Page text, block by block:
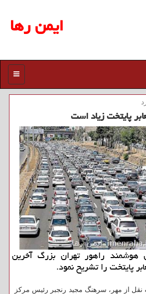
ایمن رها
منو
پایتخت زیاد است
هوشمند راهور تهران بزرگ آخرین
پایتخت را تشریح نمود.
نقل از مهر، سرهنگ مجید رنجبر رئیس مرکز